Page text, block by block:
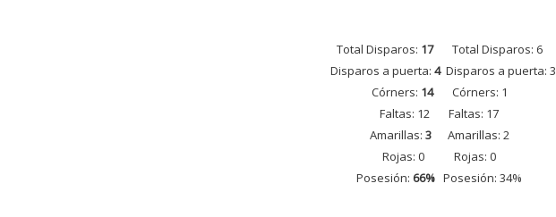
Total Disparos: 17Total Disparos: 6
Disparos a puerta: 4Disparos a puerta: 3
Córners: 14Córners: 1
Faltas: 12 Faltas: 17
Amarillas: 3Amarillas: 2
Rojas: 0 Rojas: 0
Posesión: 66% Posesión: 34%